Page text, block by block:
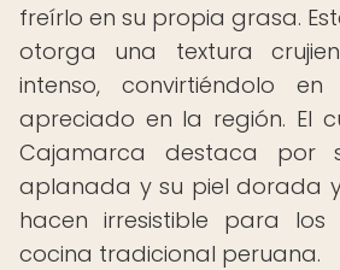
freírlo en su propia grasa.
otorga una textura
intenso, convirtiéndolo
apreciado en la región. El
Cajamarca destaca por
aplanada y su piel dorada
hacen irresistible para
cocina tradicional peruana.